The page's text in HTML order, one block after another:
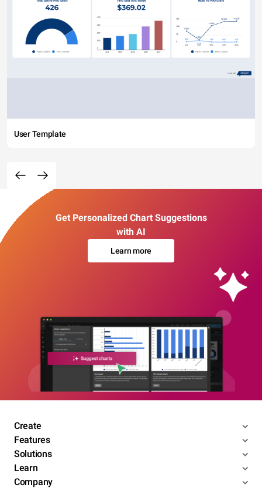
User Template
Get Personalized Chart Suggestions
with AI
Learn more
Create
Features
Solutions
Learn
Company